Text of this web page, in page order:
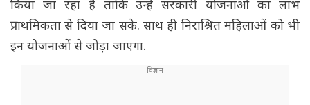
किया जा रहा है ताकि उन्हें सरकारी योजनाओं का लाभ
प्राथमिकता से दिया जा सके. साथ ही निराश्रित महिलाओं को भी
इन योजनाओं से जोड़ा जाएगा.